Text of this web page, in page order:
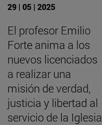
29 | 05 | 2025
El profesor Emilio
Forte anima a los
nuevos licenciados
a realizar una
misión de verdad,
justicia y libertad al
servicio de la Iglesia